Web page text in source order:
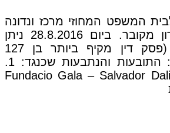
המשפט המחוזי מרכז ונדונה
בפני השופט אהרון מקובר. ביום 28.8.2016 ניתן
פסק הדין בתיק (פסק דין מקיף ביותר בן 127
עמודים). הצדדים: התובעות והנתבעות שכנגד: 1.
Fundacio Gala – Salvador